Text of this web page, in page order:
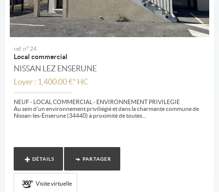
ref. n° 24
Local commercial
NISSAN LEZ ENSERUNE
Loyer : 1,400.00 €* HC
NEUF - LOCAL COMMERCIAL - ENVIRONNEMENT PRIVILEGIE
Au sein d'un environnement priviliégié et dans la charmante commune de
Nissan-les-Enserune (34440) à proximité de toutes...
DÉTAILS PARTAGER
Visite virtuelle